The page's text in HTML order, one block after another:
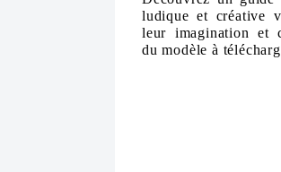
ludique et créative
leur imagination et
dumodèle à